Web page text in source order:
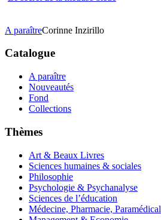
A paraîtreCorinne Inzirillo
Catalogue
A paraître
Nouveautés
Fond
Collections
Thèmes
Art & Beaux Livres
Sciences humaines & sociales
Philosophie
Psychologie & Psychanalyse
Sciences de l’éducation
Médecine, Pharmacie, Paramédical